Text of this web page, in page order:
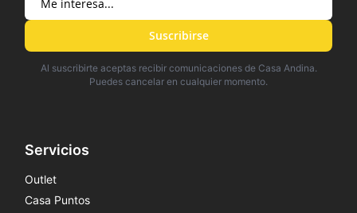
Suscribirse
Al suscribirte aceptas recibir comunicaciones de Casa Andina.
Puedes cancelar en cualquier momento.
Servicios
Outlet
Casa Puntos